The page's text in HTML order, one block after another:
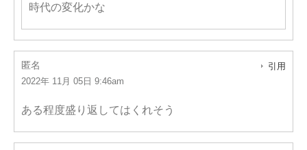
時代の変化かな
匿名
2022年 11月 05日 9:46am
引用
ある程度盛り返してはくれそう